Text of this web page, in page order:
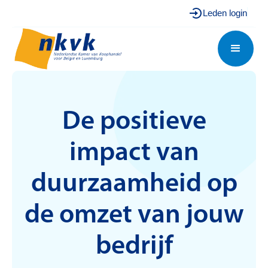
Leden login
De positieve
impact van
duurzaamheid op
de omzet van jouw
bedrijf